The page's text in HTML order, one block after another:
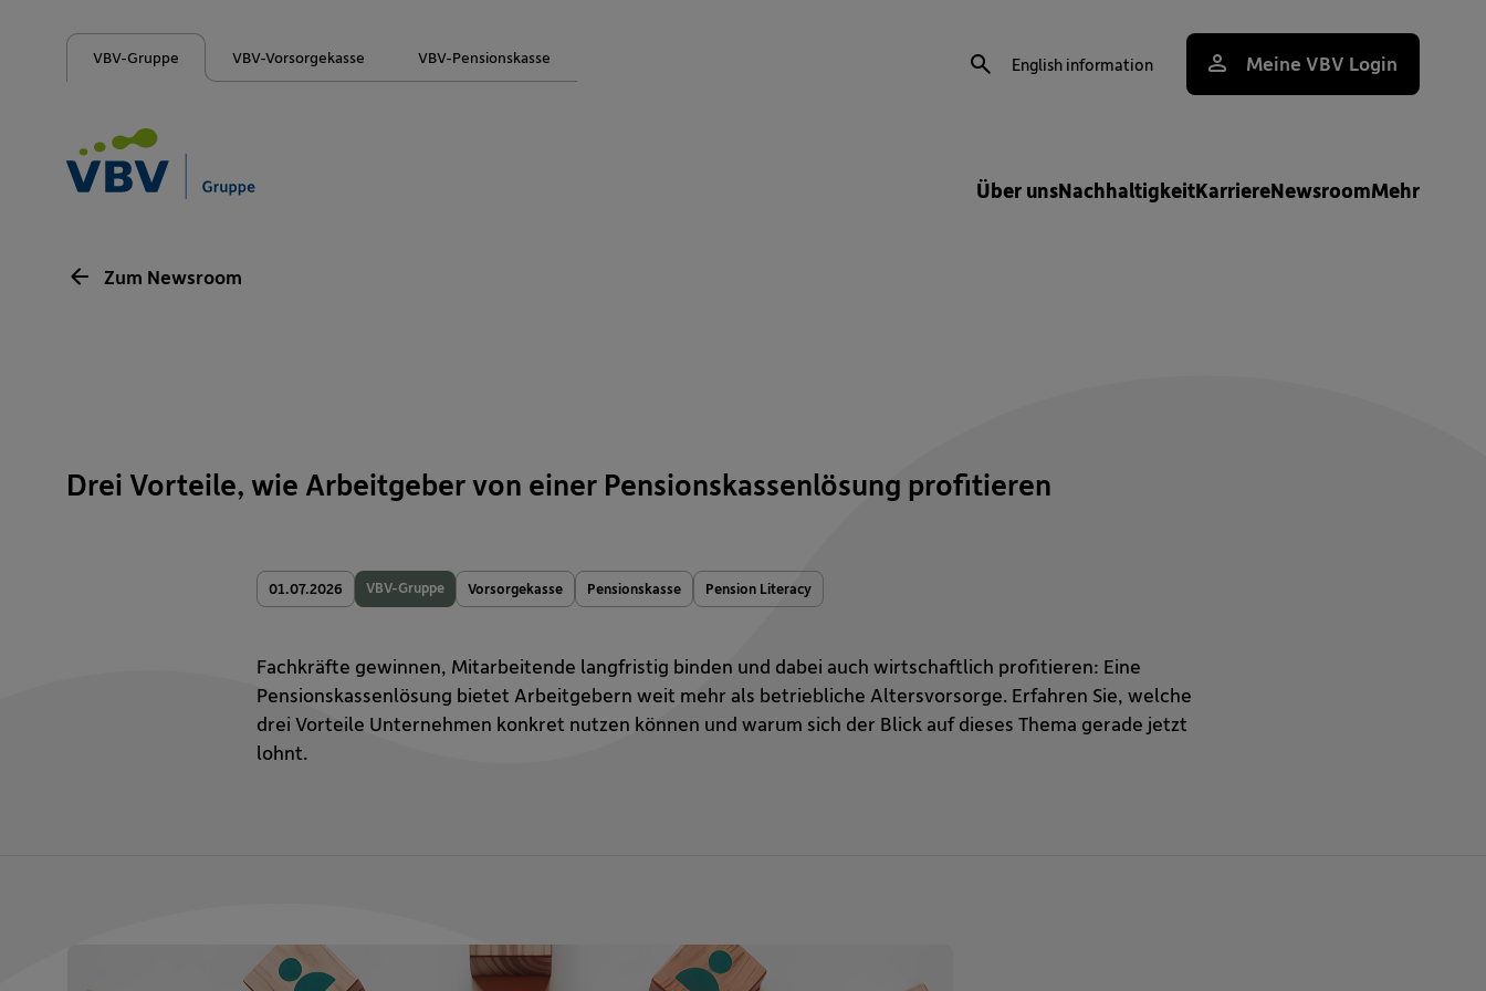
VBV-Gruppe VBV-Vorsorgekasse VBV-Pensionskasse
SucheEnglish information Meine VBV Login
Über unsNachhaltigkeitKarriereNewsroomMehr
Zum Newsroom
Drei Vorteile, wie Arbeitgeber von einer Pensionskassenlösung profitieren
01.07.2026 VBV-Gruppe Vorsorgekasse Pensionskasse Pension Literacy
Fachkräfte gewinnen, Mitarbeitende langfristig binden und dabei auch wirtschaftlich profitieren: Eine
Pensionskassenlösung bietet Arbeitgebern weit mehr als betriebliche Altersvorsorge. Erfahren Sie, welche
drei Vorteile Unternehmen konkret nutzen können und warum sich der Blick auf dieses Thema gerade jetzt
lohnt.